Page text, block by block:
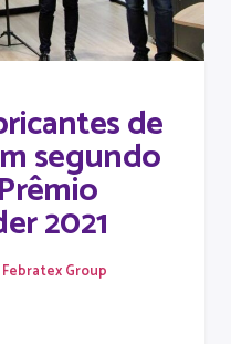
de
segundo
2021
Febratex Group